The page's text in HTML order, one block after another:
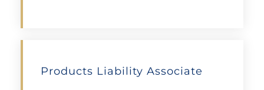
Products Liability Associate